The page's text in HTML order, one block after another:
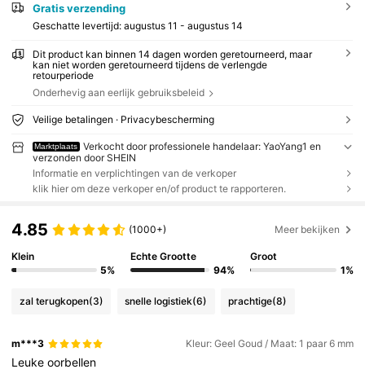
Gratis verzending
Geschatte levertijd: augustus 11 - augustus 14
Dit product kan binnen 14 dagen worden geretourneerd, maar
kan niet worden geretourneerd tijdens de verlengde
retourperiode
Onderhevig aan eerlijk gebruiksbeleid
Veilige betalingen · Privacybescherming
Marktplaats
Verkocht door professionele handelaar: YaoYang1 en
verzonden door SHEIN
Informatie en verplichtingen van de verkoper
klik hier om deze verkoper en/of product te rapporteren.
4.85 (1000+) Meer bekijken
Klein
5%
Echte Grootte
94%
Groot
1%
zal terugkopen(3) snelle logistiek(6) prachtige(8)
m***3 Kleur: Geel Goud / Maat: 1 paar 6 mm
Leukeoorbellen